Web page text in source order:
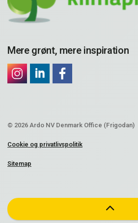
Mere grønt, mere inspiration
© 2026 Ardo NV Denmark Office (Frigodan)
Cookie og privatlivspolitik
Sitemap